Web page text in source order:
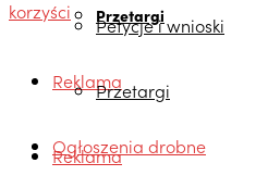
Przetargi
Reklama
Ogłoszenia drobne
Petycje i wnioski
Przetargi
Reklama